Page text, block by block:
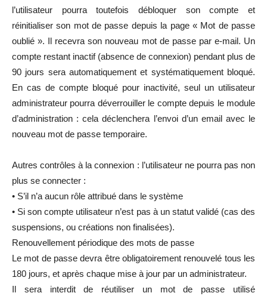
l’utilisateur pourra toutefois débloquer son compte et
réinitialiser son mot de passe depuis la page « Mot de passe
oublié ». Il recevra son nouveau mot de passe par e-mail. Un
compte restant inactif (absence de connexion) pendant plus de
90 jours sera automatiquement et systématiquement bloqué.
En cas de compte bloqué pour inactivité, seul un utilisateur
administrateur pourra déverrouiller le compte depuis le module
d’administration : cela déclenchera l’envoi d’un email avec le
nouveau mot de passe temporaire.
Autres contrôles à la connexion : l’utilisateur ne pourra pas non
plus se connecter :
• S’il n’a aucun rôle attribué dans le système
• Si son compte utilisateur n’est pas à un statut validé (cas des
suspensions, ou créations non finalisées).
Renouvellement périodique des mots de passe
Le mot de passe devra être obligatoirement renouvelé tous les
180 jours, et après chaque mise à jour par un administrateur.
Il sera interdit de réutiliser un mot de passe utilisé